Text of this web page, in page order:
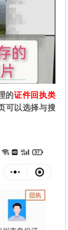
的证件回执类
可以选择与搜